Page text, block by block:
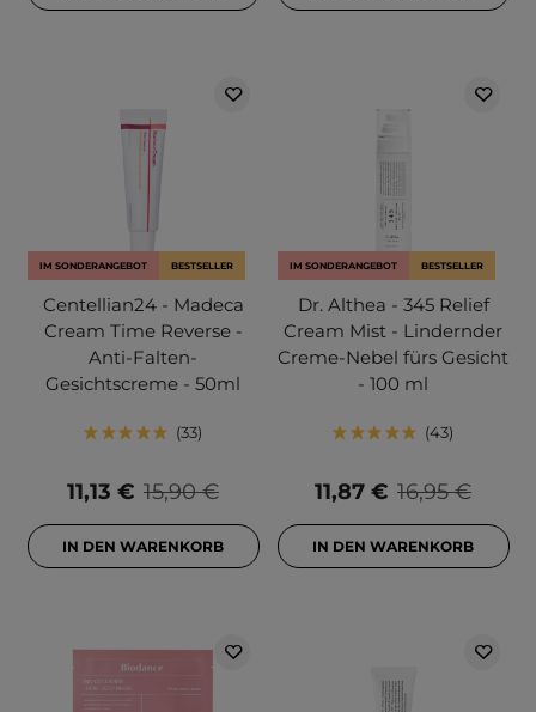
IM SONDERANGEBOT BESTSELLER
Centellian24 - Madeca
Cream Time Reverse -
Anti-Falten-
Gesichtscreme - 50ml
33
15,90 €
11,13 €
IN DEN WARENKORB
IM SONDERANGEBOT BESTSELLER
Dr. Althea - 345 Relief
Cream Mist - Lindernder
Creme-Nebel fürs Gesicht
- 100 ml
43
16,95 €
11,87 €
IN DEN WARENKORB